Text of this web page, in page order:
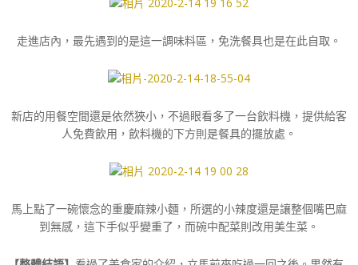
走進店內，最先遇到的是這一調味料區，免洗餐具也是在此自取。
新店的用餐空間還是依然狹小，不過眼看多了一台飲料機，提供給客
人免費飲用，飲料機的下方則是餐具的擺放處。
馬上點了一碗懷念的重慶麻辣小麵，所選的小辣度還是讓整個嘴巴麻
到無感，這下手似乎變重了，而碗中配菜則改用美生菜。